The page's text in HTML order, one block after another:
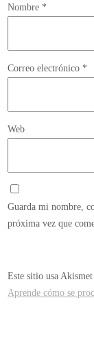
Nombre *
Correo electrónico *
Web
Guarda mi nombre,
próxima vez que
Este sitio usa
Aprende cómo se